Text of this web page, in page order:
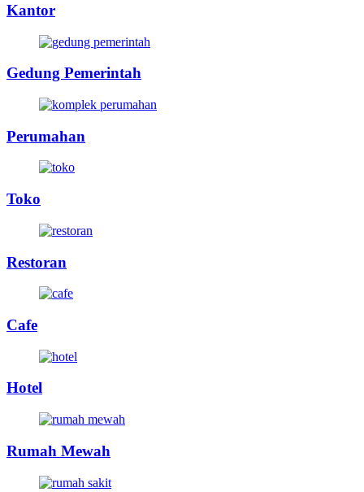
Kantor
Gedung Pemerintah
Perumahan
Toko
Restoran
Cafe
Hotel
Rumah Mewah